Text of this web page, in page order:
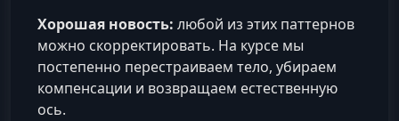
Хорошая новость: любой из этих паттернов
можно скорректировать. На курсе мы
постепенно перестраиваем тело, убираем
компенсации и возвращаем естественную
ось.